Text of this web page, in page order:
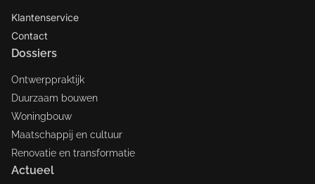
Klantenservice
Contact
Dossiers
Ontwerppraktijk
Duurzaam bouwen
Woningbouw
Maatschappij en cultuur
Renovatie en transformatie
Actueel